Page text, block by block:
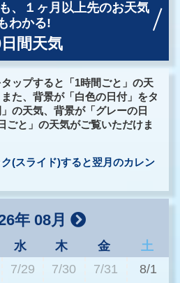
、
１ヶ月以上先のお天気
わかる!
間天気
ップすると「1時間ごと」の天
た、背景が「白色の日付」をタ
の天気、背景が「グレーの日
ごと」の天気がご覧いただけま
(スライド)すると翌月のカレン
年 08月
水 木 金
土
7/29 7/30 7/31 8/1